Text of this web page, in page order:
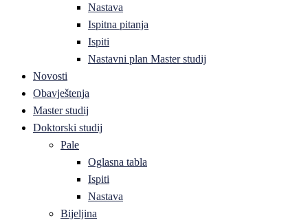
Nastava
Ispitna pitanja
Ispiti
Nastavni plan Master studij
Novosti
Obavještenja
Master studij
Doktorski studij
Pale
Oglasna tabla
Ispiti
Nastava
Bijeljina